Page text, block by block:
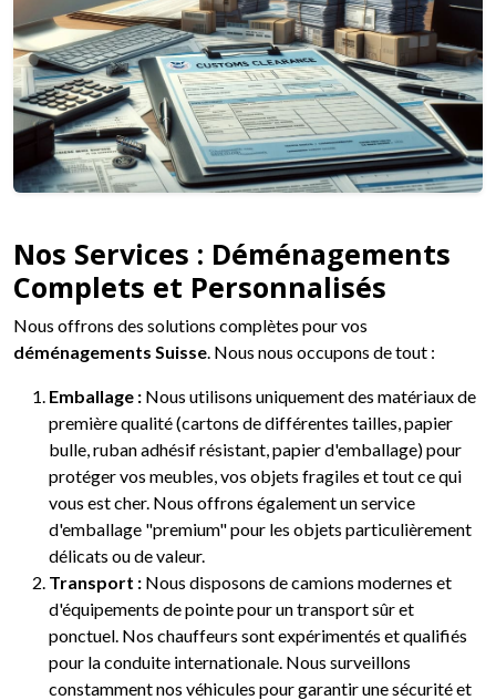
Nos Services : Déménagements
Complets et Personnalisés
Nous offrons des solutions complètes pour vos
déménagements Suisse. Nous nous occupons de tout :
Emballage : Nous utilisons uniquement des matériaux de
première qualité (cartons de différentes tailles, papier
bulle, ruban adhésif résistant, papier d'emballage) pour
protéger vos meubles, vos objets fragiles et tout ce qui
vous est cher. Nous offrons également un service
d'emballage "premium" pour les objets particulièrement
délicats ou de valeur.
Transport : Nous disposons de camions modernes et
d'équipements de pointe pour un transport sûr et
ponctuel. Nos chauffeurs sont expérimentés et qualifiés
pour la conduite internationale. Nous surveillons
constamment nos véhicules pour garantir une sécurité et